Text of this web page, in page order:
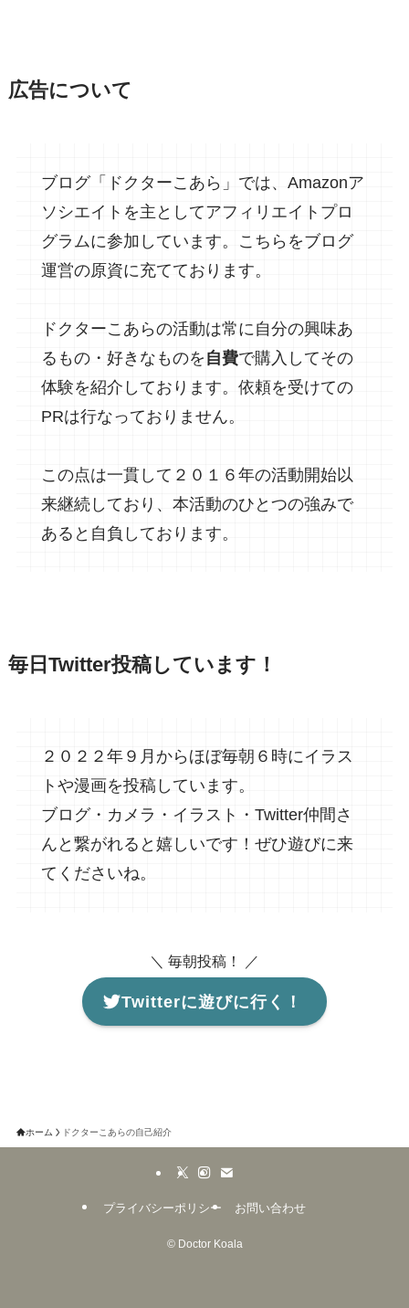
広告について
ブログ「ドクターこあら」では、Amazonア
ソシエイトを主としてアフィリエイトプロ
グラムに参加しています。こちらをブログ
運営の原資に充てております。
ドクターこあらの活動は常に自分の興味あ
るもの・好きなものを 自費で購入してその
体験を紹介しております。依頼を受けての
PRは行なっておりません。
この点は一貫して２０１６年の活動開始以
来継続しており、本活動のひとつの強みで
あると自負しております。
毎日Twitter投稿しています！
２０２２年９月からほぼ毎朝６時にイラス
トや漫画を投稿しています。
ブログ・カメラ・イラスト・Twitter仲間さ
んと繋がれると嬉しいです！ぜひ遊びに来
てくださいね。
＼ 毎朝投稿！ ／
Twitterに遊びに行く！
ホーム ドクターこあらの自己紹介
プライバシーポリシー お問い合わせ
©Doctor Koala